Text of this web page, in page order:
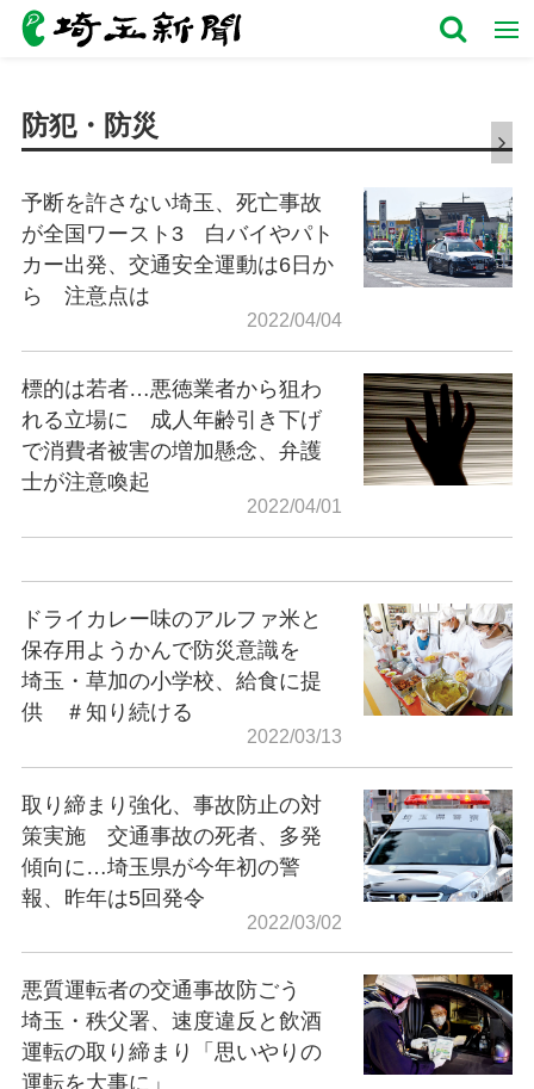
防犯・防災
予断を許さない埼玉、死亡事故
が全国ワースト3 白バイやパト
カー出発、交通安全運動は6日か
ら 注意点は
2022/04/04
標的は若者…悪徳業者から狙わ
れる立場に 成人年齢引き下げ
で消費者被害の増加懸念、弁護
士が注意喚起
2022/04/01
ドライカレー味のアルファ米と
保存用ようかんで防災意識を
埼玉・草加の小学校、給食に提
供 ＃知り続ける
2022/03/13
取り締まり強化、事故防止の対
策実施 交通事故の死者、多発
傾向に…埼玉県が今年初の警
報、昨年は5回発令
2022/03/02
悪質運転者の交通事故防ごう
埼玉・秩父署、速度違反と飲酒
運転の取り締まり「思いやりの
運転を大事に」